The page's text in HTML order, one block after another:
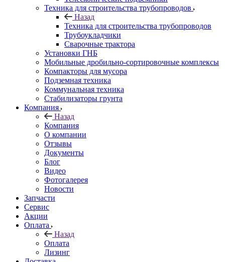
Техника для строительства трубопроводов
Назад
Техника для строительства трубопроводов
Трубоукладчики
Сварочные трактора
Установки ГНБ
Мобильные дробильно-сортировочные комплексы
Компакторы для мусора
Подземная техника
Коммунальная техника
Стабилизаторы грунта
Компания
Назад
Компания
О компании
Отзывы
Документы
Блог
Видео
Фотогалерея
Новости
Запчасти
Сервис
Акции
Оплата
Назад
Оплата
Лизинг